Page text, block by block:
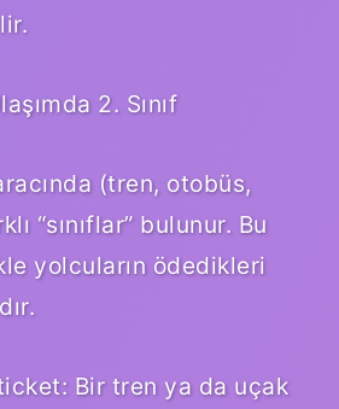
2. Sınıf
(tren, otobüs,
“sınıflar” bulunur. Bu
yolcuların ödedikleri
Bir tren ya da uçak